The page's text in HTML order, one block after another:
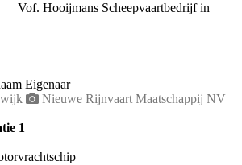
Vof. Hooijmans Scheepvaartbedrijf in
Eigenaar
Nieuwe Rijnvaart Maatschappij NV
1